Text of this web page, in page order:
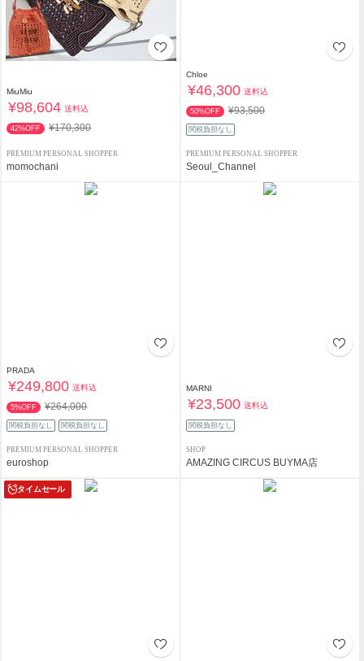
MiuMiu
¥98,604 送料込
42%OFF ¥170,300
PREMIUM PERSONAL SHOPPER
momochani
Chloe
¥46,300 送料込
50%OFF ¥93,500
関税負担なし
PREMIUM PERSONAL SHOPPER
Seoul_Channel
PRADA
¥249,800 送料込
5%OFF ¥264,000
関税負担なし 関税負担なし
PREMIUM PERSONAL SHOPPER
euroshop
MARNI
¥23,500 送料込
関税負担なし
SHOP
AMAZING CIRCUS BUYMA店
タイムセール